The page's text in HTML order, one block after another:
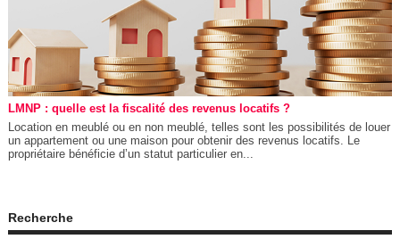
LMNP : quelle est la fiscalité des revenus locatifs ?
Location en meublé ou en non meublé, telles sont les possibilités de louer
un appartement ou une maison pour obtenir des revenus locatifs. Le
propriétaire bénéficie d’un statut particulier en...
Recherche